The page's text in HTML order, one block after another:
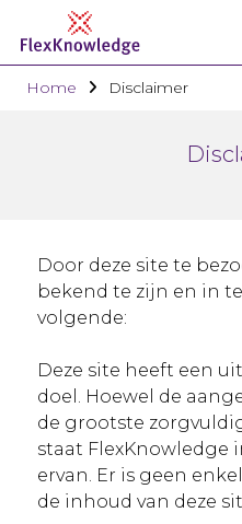
Home Disclaimer
Door deze site te
bekend te zijn en in
volgende:
Deze site heeft een
doel. Hoewel de
de grootste
staat FlexKnowledge
ervan. Er is geen
de inhoud van deze